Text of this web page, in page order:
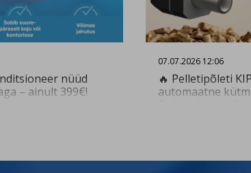
nüüd
– ainult 399€!
07.07.2026 12:06
🔥 Pelletipõleti
automaatne